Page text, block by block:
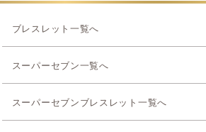
ブレスレット一覧へ
スーパーセブン一覧へ
スーパーセブンブレスレット一覧へ